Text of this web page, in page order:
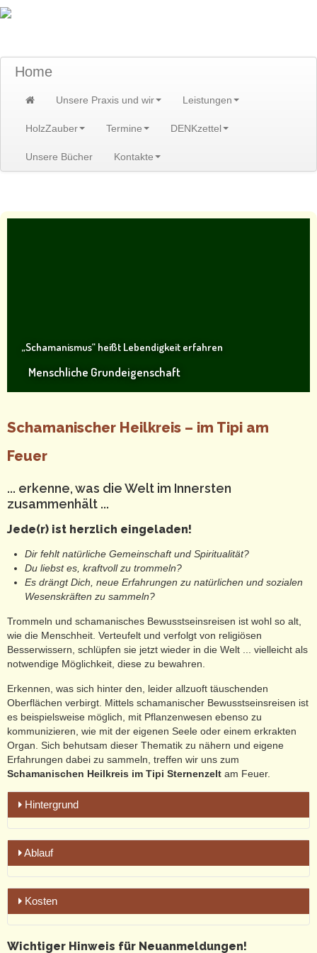
Home
Unsere Praxis und wir Leistungen
HolzZauber Termine DENKzettel
Unsere Bücher Kontakte
„Schamanismus“ heißt Lebendigkeit erfahren
Menschliche Grundeigenschaft
Schamanischer Heilkreis – im Tipi am
Feuer
... erkenne, was die Welt im Innersten
zusammenhält ...
Jede(r) ist herzlich eingeladen!
Dir fehlt natürliche Gemeinschaft und Spiritualität?
Du liebst es, kraftvoll zu trommeln?
Es drängt Dich, neue Erfahrungen zu natürlichen und sozialen
Wesenskräften zu sammeln?
Trommeln und schamanisches Bewusstseinsreisen ist wohl so alt,
wie die Menschheit. Verteufelt und verfolgt von religiösen
Besserwissern, schlüpfen sie jetzt wieder in die Welt ... vielleicht als
notwendige Möglichkeit, diese zu bewahren.
Erkennen, was sich hinter den, leider allzuoft täuschenden
Oberflächen verbirgt. Mittels schamanischer Bewusstseinsreisen ist
es beispielsweise möglich, mit Pflanzenwesen ebenso zu
kommunizieren, wie mit der eigenen Seele oder einem erkrakten
Organ. Sich behutsam dieser Thematik zu nähern und eigene
Erfahrungen dabei zu sammeln, treffen wir uns zum
Schamanischen Heilkreis im Tipi Sternenzelt am Feuer.
Hintergrund
Das moderne, alltägliche Leben kann als tiefe Entfremdung
vom natürlichen und sozialen Sein des Menschen beschrieben
viele religiöse Formen haben jegliche Spiritualität als Gefahr
für ihre Macht aus ihren Ritualen verbannt. Das lässt uns
Menschen regelrecht vertrocknen.
Ablauf
Aktuelle Termine untenstehend!
Beginn:jeweils 18.00 Uhr im großem Tipi imWaldcamping
Kosten
Wichtiger Hinweis für Neuanmeldungen!